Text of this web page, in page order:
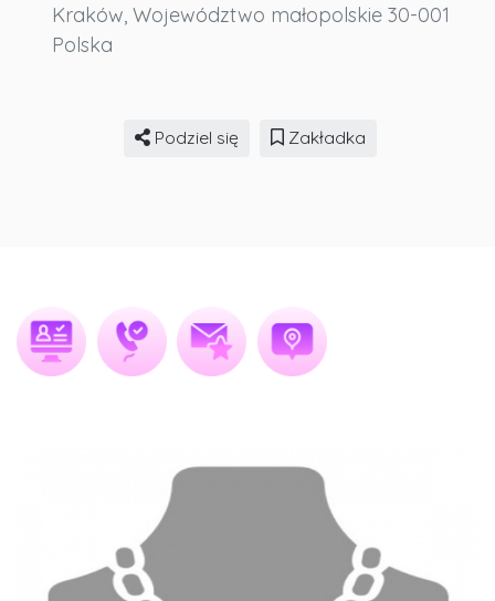
Kraków, Województwo małopolskie 30-001
Polska
Podziel się Zakładka